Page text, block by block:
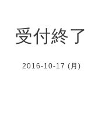
受付終了
2016-10-17 (月)